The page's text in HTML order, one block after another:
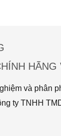
và phân
ty TNHH